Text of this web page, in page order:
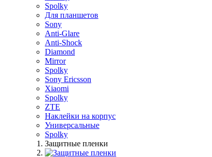
Spolky
Для планшетов
Sony
Anti-Glare
Anti-Shock
Diamond
Mirror
Spolky
Sony Ericsson
Xiaomi
Spolky
ZTE
Наклейки на корпус
Универсальные
Spolky
Защитные пленки